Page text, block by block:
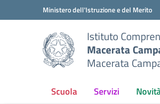
Vai ai contenuti
Vai al menu di navigazioneMinistero dell'Istruzione e del Merito
Istituto
Macerata
Macerata
Scuola Servizi